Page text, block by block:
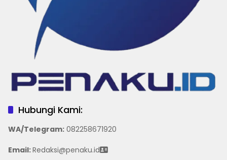
Hubungi Kami:
WA/Telegram: 082258671920
Email:Redaksi@penaku.id